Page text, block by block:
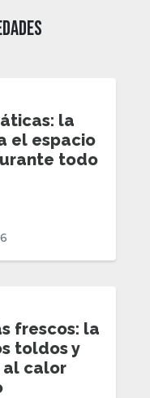
la
el espacio
todo
frescos: la
toldos y
calor